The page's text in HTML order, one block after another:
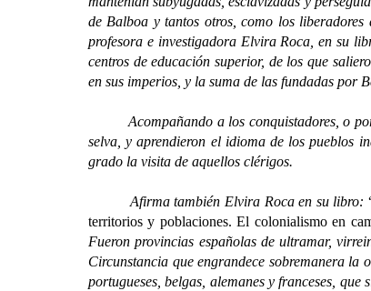
de Balboa y tantos otros, como los
profesora e investigadora Elvira Roca, en su
centros de educación superior, de los que
en sus imperios, y la suma de las fundadas por
Acompañando a los conquistadores, o por
selva, y aprendieron el idioma de los pueblos
grado la visita de aquellos clérigos.
Afirma también Elvira Roca en su libro:
territorios y poblaciones. El colonialismo en
Fueron provincias españolas de ultramar,
Circunstancia que engrandece sobremanera la
portugueses, belgas, alemanes y franceses,